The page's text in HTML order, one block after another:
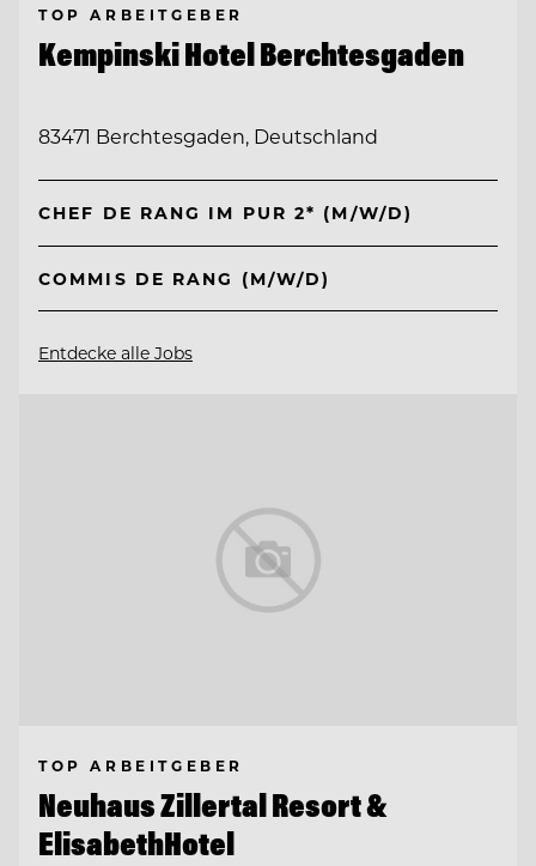
TOP ARBEITGEBER
Kempinski Hotel Berchtesgaden
83471 Berchtesgaden, Deutschland
CHEF DE RANG IM PUR 2* (M/W/D)
COMMIS DE RANG (M/W/D)
Entdecke alle Jobs
TOP ARBEITGEBER
Neuhaus Zillertal Resort &
ElisabethHotel